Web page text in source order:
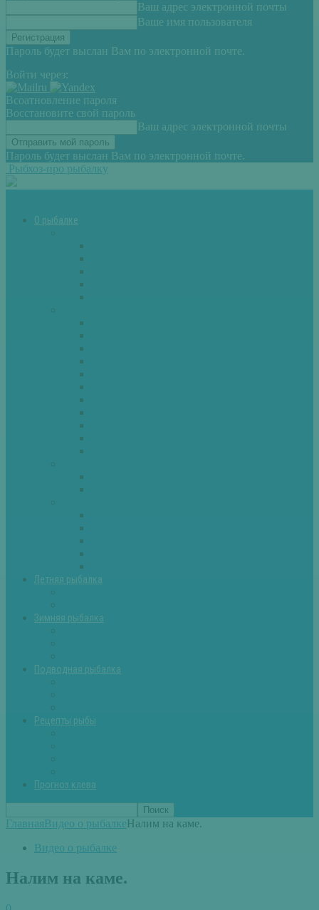
Ваш адрес электронной почты
Ваше имя пользователя
Пароль будет выслан Вам по электронной почте.
Войти через:
Всоатновление пароля
Восстановите свой пароль
Ваш адрес электронной почты
Пароль будет выслан Вам по электронной почте.
Рыбхоз-про рыбалку
О рыбалке
Летняя рыбалка
Зимняя рыбалка
Подводная рыбалка
Рецепты рыбы
Прогноз клева
ГлавнаяВидео о рыбалкеНалим на каме.
Видео о рыбалке
Налим на каме.